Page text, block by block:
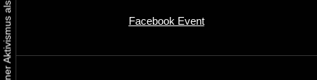
Facebook Event